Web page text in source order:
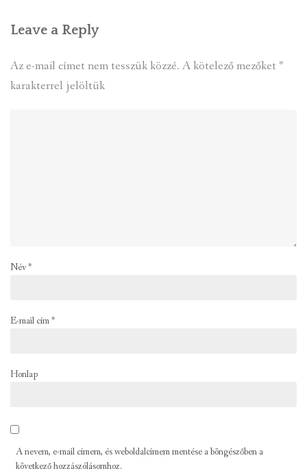
Leave a Reply
Az e-mail címet nem tesszük közzé. A kötelező mezőket *
karakterrel jelöltük
Név*
E-mail cím*
Honlap
A nevem, e-mail címem, és weboldalcímem mentése a böngészőben a
következő hozzászólásomhoz.